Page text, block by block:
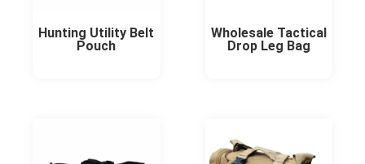
Hunting Utility Belt
Pouch
Wholesale Tactical
Drop Leg Bag